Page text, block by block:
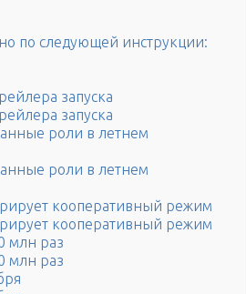
по следующей инструкции:
запуска
запуска
роли в летнем
роли в летнем
кооперативный режим
кооперативный режим
млн раз
млн раз